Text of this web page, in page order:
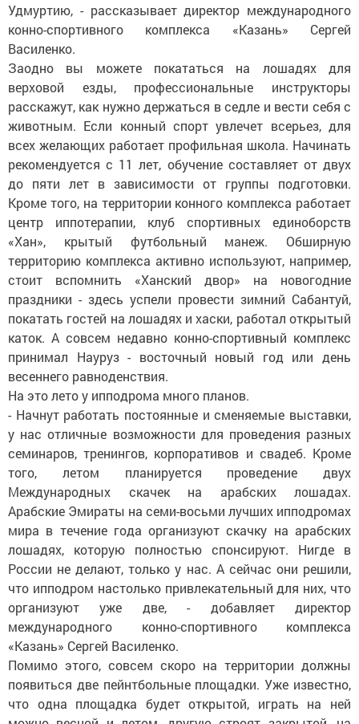
Удмуртию, - рассказывает директор международного
конно-спортивного комплекса «Казань» Сергей
Василенко.
Заодно вы можете покататься на лошадях для
верховой езды, профессиональные инструкторы
расскажут, как нужно держаться в седле и вести себя с
животным. Если конный спорт увлечет всерьез, для
всех желающих работает профильная школа. Начинать
рекомендуется с 11 лет, обучение составляет от двух
до пяти лет в зависимости от группы подготовки.
Кроме того, на территории конного комплекса работает
центр иппотерапии, клуб спортивных единоборств
«Хан», крытый футбольный манеж. Обширную
территорию комплекса активно используют, например,
стоит вспомнить «Ханский двор» на новогодние
праздники - здесь успели провести зимний Сабантуй,
покатать гостей на лошадях и хаски, работал открытый
каток. А совсем недавно конно-спортивный комплекс
принимал Науруз - восточный новый год или день
весеннего равноденствия.
На это лето у ипподрома много планов.
- Начнут работать постоянные и сменяемые выставки,
у нас отличные возможности для проведения разных
семинаров, тренингов, корпоративов и свадеб. Кроме
того, летом планируется проведение двух
Международных скачек на арабских лошадах.
Арабские Эмираты на семи-восьми лучших ипподромах
мира в течение года организуют скачку на арабских
лошадях, которую полностью спонсируют. Нигде в
России не делают, только у нас. А сейчас они решили,
что ипподром настолько привлекательный для них, что
организуют уже две, - добавляет директор
международного конно-спортивного комплекса
«Казань» Сергей Василенко.
Помимо этого, совсем скоро на территории должны
появиться две пейнтбольные площадки. Уже известно,
что одна площадка будет открытой, играть на ней